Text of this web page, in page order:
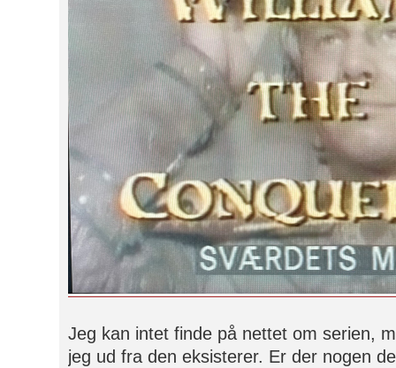
Jeg kan intet finde på nettet om serien,
jeg ud fra den eksisterer. Er der nogen